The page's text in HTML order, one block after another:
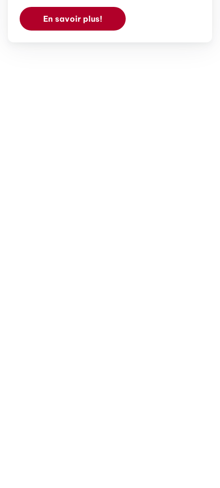
En savoir plus!